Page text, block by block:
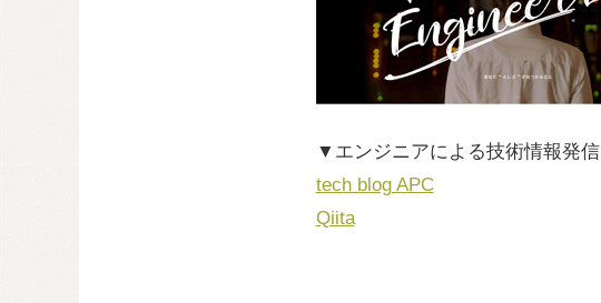
▼エンジニアによる技術情報発信
tech blog APC
Qiita